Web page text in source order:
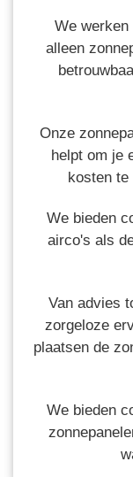
We werken
alleen
Onze
helpt om je
kosten te
We bieden
airco's als
Van advies
zorgeloze
plaatsen de
We bieden